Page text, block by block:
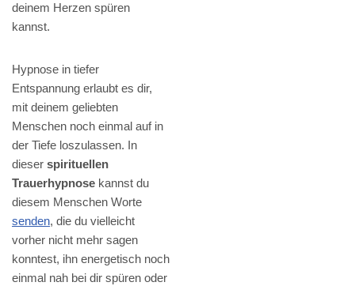
deinem Herzen spüren
kannst.
Hypnose in tiefer
Entspannung erlaubt es dir,
mit deinem geliebten
Menschen noch einmal auf in
der Tiefe loszulassen. In
dieser spirituellen
Trauerhypnose kannst du
diesem Menschen Worte
senden, die du vielleicht
vorher nicht mehr sagen
konntest, ihn energetisch noch
einmal nah bei dir spüren oder